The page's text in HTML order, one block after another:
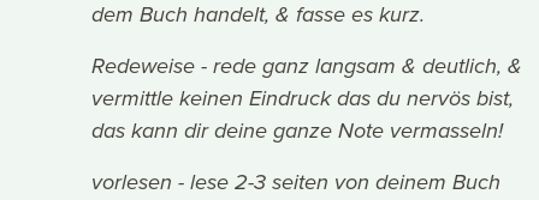
dem Buch handelt, & fasse es kurz.
Redeweise - rede ganz langsam & deutlich, &
vermittle keinen Eindruck das du nervös bist,
das kann dir deine ganze Note vermasseln!
vorlesen - lese 2-3 seiten von deinem Buch